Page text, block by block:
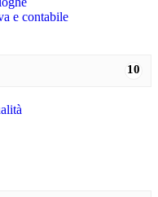
e contabile
10